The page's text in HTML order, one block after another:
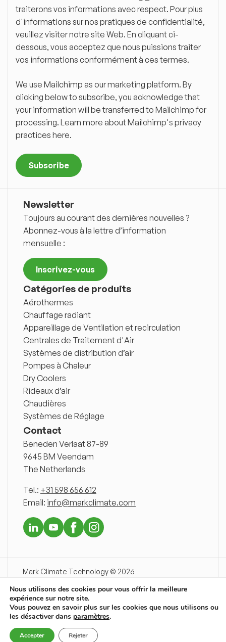
traiterons vos informations avec respect. Pour plus
d'informations sur nos pratiques de confidentialité,
veuillez visiter notre site Web. En cliquant ci-
dessous, vous acceptez que nous puissions traiter
vos informations conformément à ces termes.
We use Mailchimp as our marketing platform. By
clicking below to subscribe, you acknowledge that
your information will be transferred to Mailchimp for
processing. Learn more about Mailchimp's privacy
practices here.
Newsletter
Toujours au courant des dernières nouvelles ?
Abonnez-vous à la lettre d’information
mensuelle :
Inscrivez-vous
Catégories de produits
Aérothermes
Chauffage radiant
Appareillage de Ventilation et recirculation
Centrales de Traitement d'Air
Systèmes de distribution d’air
Pompes à Chaleur
Dry Coolers
Rideaux d’air
Chaudières
Systèmes de Réglage
Contact
Beneden Verlaat 87-89
9645 BM Veendam
The Netherlands
Tel.: +31 598 656 612
Email: info@markclimate.com
Mark Climate Technology © 2026
Conditions Generales de Vente
Declaration de Confidentialite
Newsnet
Sitemap
Cookies
Nous utilisons des cookies pour vous offrir la meilleure
expérience sur notre site.
Vous pouvez en savoir plus sur les cookies que nous utilisons ou
les désactiver dans paramètres.
Accepter Rejeter